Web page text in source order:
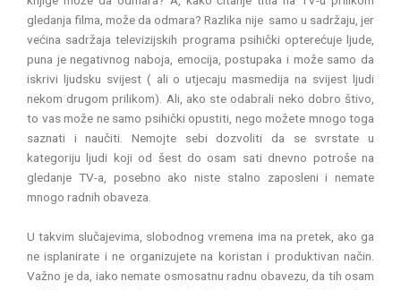
gledanja filma, može da odmara? Razlika nije samo u sadržaju, jer
većina sadržaja televizijskih programa psihički opterećuje ljude,
puna je negativnog naboja, emocija, postupaka i može samo da
iskrivi ljudsku svijest ( ali o utjecaju masmedija na svijest ljudi
nekom drugom prilikom). Ali, ako ste odabrali neko dobro štivo,
to vas može ne samo psihički opustiti, nego možete mnogo toga
saznati i naučiti. Nemojte sebi dozvoliti da se svrstate u
kategoriju ljudi koji od šest do osam sati dnevno potroše na
gledanje TV-a, posebno ako niste stalno zaposleni i nemate
mnogo radnih obaveza.
U takvim slučajevima, slobodnog vremena ima na pretek, ako ga
ne isplanirate i ne organizujete na koristan i produktivan način.
Važno je da, iako nemate osmosatnu radnu obavezu, da tih osam